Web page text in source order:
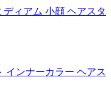
ィアム 小顔 ヘアスタ
インナーカラー ヘアス